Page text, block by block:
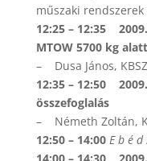
műszaki rendszerek
12:25 – 12:35
MTOW 5700 kg alatt
– Dusa János,
12:35 – 12:50
összefoglalás
– Németh Zoltán,
12:50 – 14:00 E b é d